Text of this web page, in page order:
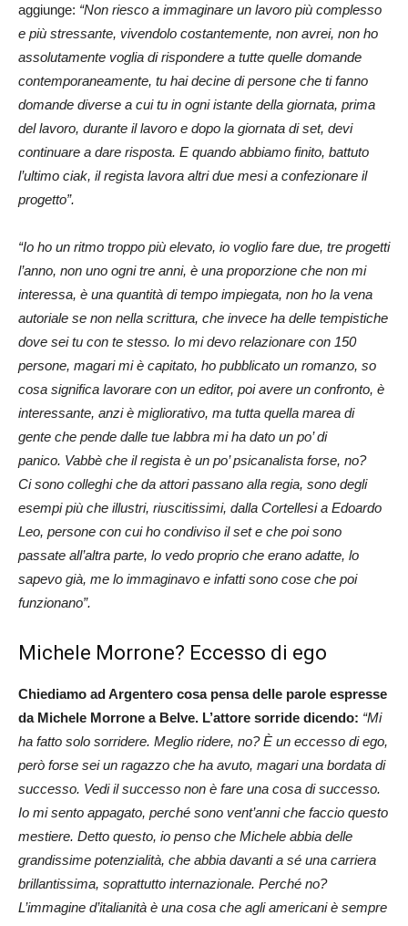
aggiunge: “Non riesco a immaginare un lavoro più complesso
e più stressante, vivendolo costantemente, non avrei, non ho
assolutamente voglia di rispondere a tutte quelle domande
contemporaneamente, tu hai decine di persone che ti fanno
domande diverse a cui tu in ogni istante della giornata, prima
del lavoro, durante il lavoro e dopo la giornata di set, devi
continuare a dare risposta. E quando abbiamo finito, battuto
l’ultimo ciak, il regista lavora altri due mesi a confezionare il
progetto”.
“Io ho un ritmo troppo più elevato, io voglio fare due, tre progetti
l’anno, non uno ogni tre anni, è una proporzione che non mi
interessa, è una quantità di tempo impiegata, non ho la vena
autoriale se non nella scrittura, che invece ha delle tempistiche
dove sei tu con te stesso. Io mi devo relazionare con 150
persone, magari mi è capitato, ho pubblicato un romanzo, so
cosa significa lavorare con un editor, poi avere un confronto, è
interessante, anzi è migliorativo, ma tutta quella marea di
gente che pende dalle tue labbra mi ha dato un po’ di
panico. Vabbè che il regista è un po’ psicanalista forse, no?
Ci sono colleghi che da attori passano alla regia, sono degli
esempi più che illustri, riuscitissimi, dalla Cortellesi a Edoardo
Leo, persone con cui ho condiviso il set e che poi sono
passate all’altra parte, lo vedo proprio che erano adatte, lo
sapevo già, me lo immaginavo e infatti sono cose che poi
funzionano”.
Michele Morrone? Eccesso di ego
Chiediamo ad Argentero cosa pensa delle parole espresse
da Michele Morrone a Belve. L’attore sorride dicendo: “Mi
ha fatto solo sorridere. Meglio ridere, no? È un eccesso di ego,
però forse sei un ragazzo che ha avuto, magari una bordata di
successo. Vedi il successo non è fare una cosa di successo.
Io mi sento appagato, perché sono vent’anni che faccio questo
mestiere. Detto questo, io penso che Michele abbia delle
grandissime potenzialità, che abbia davanti a sé una carriera
brillantissima, soprattutto internazionale. Perché no?
L’immagine d’italianità è una cosa che agli americani è sempre